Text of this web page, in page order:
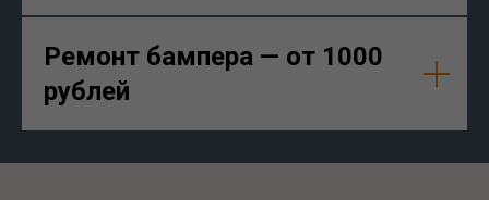
Ремонт бампера — от 1000
рублей